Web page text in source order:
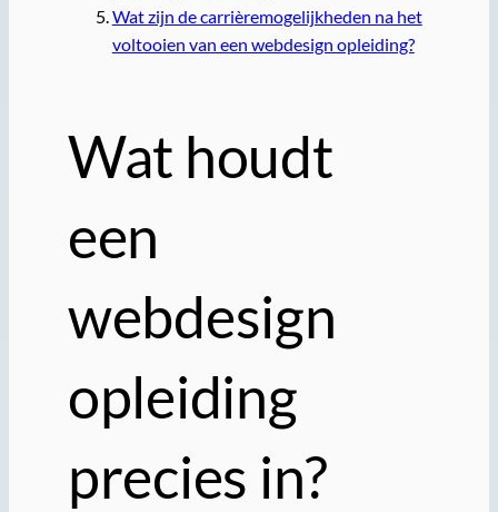
Wat zijn de carrièremogelijkheden na het
voltooien van een webdesign opleiding?
Wat houdt
een
webdesign
opleiding
precies in?